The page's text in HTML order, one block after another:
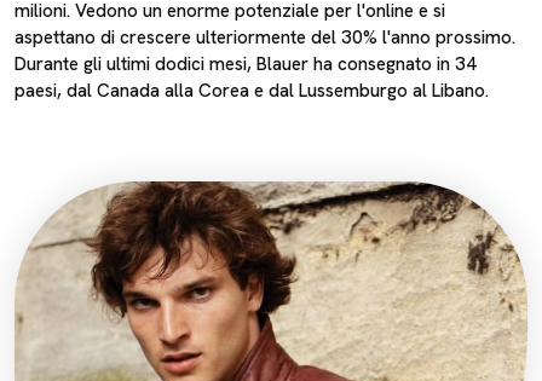
milioni. Vedono un enorme potenziale per l'online e si
aspettano di crescere ulteriormente del 30% l'anno prossimo.
Durante gli ultimi dodici mesi, Blauer ha consegnato in 34
paesi, dal Canada alla Corea e dal Lussemburgo al Libano.